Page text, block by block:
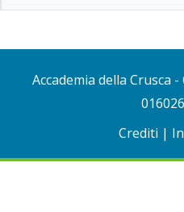
Accademia della Crusca -
Crediti |